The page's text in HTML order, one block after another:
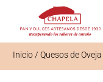
Inicio/ Quesos de Oveja